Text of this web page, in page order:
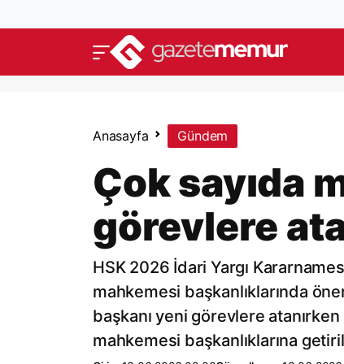
Anasayfa Gündem
Çok sayıda
görevlere
HSK 2026 İdari Yargı
mahkemesi başkanlıklarında
başkanı yeni görevlere atanırken
mahkemesi başkanlıklarına